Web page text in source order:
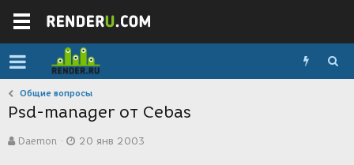
Общие вопросы
Psd-manager от Сebas
в
Daemon
а
20 янв 2003